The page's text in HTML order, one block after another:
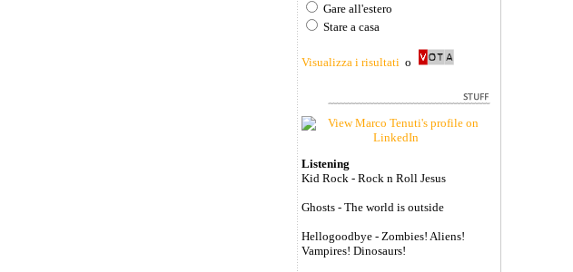
Gare all'estero
Stare a casa
Visualizza i risultati o
Listening
Kid Rock - Rock n Roll Jesus
Ghosts - The world is outside
Hellogoodbye - Zombies! Aliens!
Vampires! Dinosaurs!